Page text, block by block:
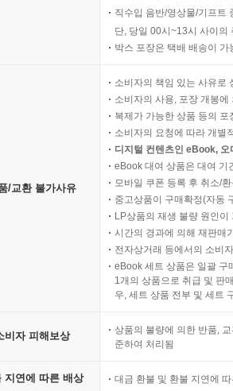
직수입 음반/영상물/기프트
단, 당일 00시~13시 사이의
박스 포장은 택배 배송이
/교환 불가사유
소비자의 책임 있는 사유로
소비자의 사용, 포장 개봉
복제가 가능한 상품 등의
소비자의 요청에 따라 개별
디지털 컨텐츠인 eBook,
eBook 대여 상품은 대여 기
모바일 쿠폰 등록 후 취소/
중고상품이 구매확정(자동
LP상품의 재생 불량 원인
시간의 경과에 의해 재판매
전자상거래 등에서의 소비
eBook 세트 상품은 일괄 구
1개의 상품으로 취급 및 판
우, 세트 상품 전부 및 세트
비자 피해보상
상품의 불량에 의한 반품,
준하여 처리됨
지연에 따른 배상 대금 환불 및 환불 지연에